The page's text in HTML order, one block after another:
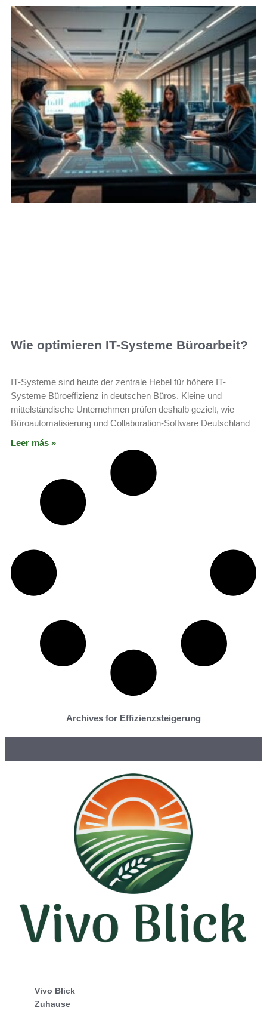
Wie optimieren IT-Systeme Büroarbeit?
IT-Systeme sind heute der zentrale Hebel für höhere IT-
Systeme Büroeffizienz in deutschen Büros. Kleine und
mittelständische Unternehmen prüfen deshalb gezielt, wie
Büroautomatisierung und Collaboration-Software Deutschland
Leer más »
Archives for Effizienzsteigerung
Vivo Blick
Zuhause